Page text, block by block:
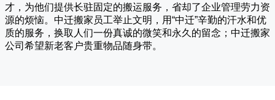
才，为他们提供长驻固定的搬运服务，省却了企业管理劳力资
源的烦恼。 中迁搬家员工举止文明，用“中迁”辛勤的汗水和优
质的服务，换取人们一份真诚的微笑和永久的留念； 中迁搬家
公司希望新老客户贵重物品随身带。